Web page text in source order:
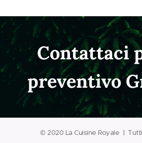
Contattaci
preventivo
© 2020 La Cuisine Royale |